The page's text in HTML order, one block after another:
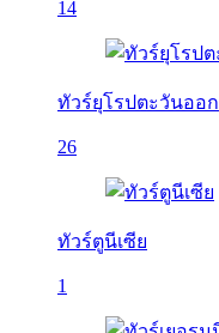
14
ทัวร์ยุโรปตะวันออก
26
ทัวร์ตูนีเซีย
1